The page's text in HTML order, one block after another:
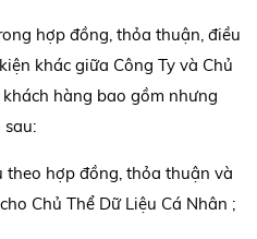
hợp đồng, thỏa thuận, điều
khác giữa Công Ty và Chủ
hàng bao gồm nhưng
sau:
theo hợp đồng, thỏa thuận và
Chủ Thể Dữ Liệu Cá Nhân ;